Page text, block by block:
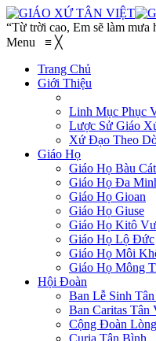
“Từ trời cao, Em sẽ làm mưa
Menu ≡ ╳
Trang Chủ
Giới Thiệu
Linh Mục Phục
Lược Sử Giáo
Xứ Đạo Theo
Giáo Họ
Giáo Họ Bàu Cát
Giáo Họ Đa
Giáo Họ Gioan
Giáo Họ Giuse
Giáo Họ Kitô
Giáo Họ Lộ Đức
Giáo Họ Môi
Giáo Họ Mông
Hội Đoàn
Ban Lễ Sinh
Ban Caritas Tân
Cộng Đoàn
Curia Tân Bình